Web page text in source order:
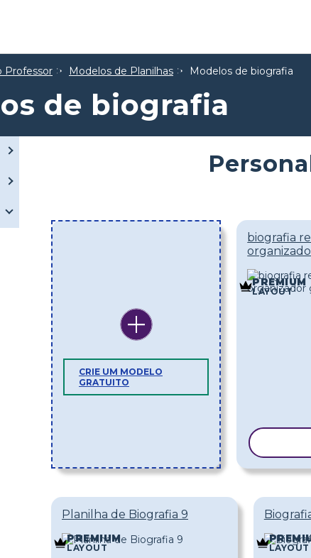
Professor Modelos de Planilhas Modelos de biografia
de biografia
CRIE UM MODELO
GRATUITO
biografia
PREMIUM
LAYOUT
Planilha de Biografia 9
PREMIUM
LAYOUT LAYOUT